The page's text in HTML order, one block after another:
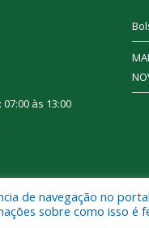
às 13:00
de Manicoré.
de navegação no
sobre como isso é